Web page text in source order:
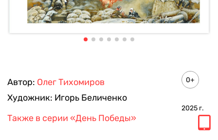
Автор: Олег Тихомиров
Художник: Игорь Беличенко
0+
2025 г.
Также в серии «День Победы»